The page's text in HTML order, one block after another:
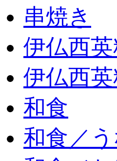
串焼き
伊仏西
伊仏西
和食
和食／